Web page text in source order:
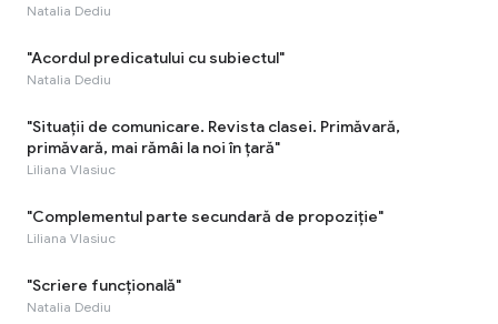
Natalia Dediu
"Acordul predicatului cu subiectul"
Natalia Dediu
"Situaţii de comunicare. Revista clasei. Primăvară,
primăvară, mai rămâi la noi în țară"
Liliana Vlasiuc
"Complementul parte secundară de propoziție"
Liliana Vlasiuc
"Scriere funcțională"
Natalia Dediu